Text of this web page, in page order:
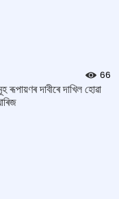
66
দাবীৰে দাখিল হোৱা